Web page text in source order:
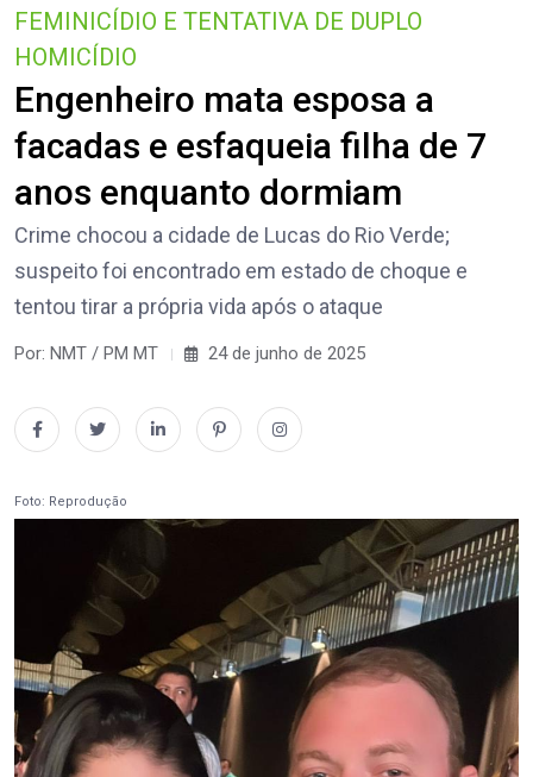
FEMINICÍDIO E TENTATIVA DE DUPLO
HOMICÍDIO
Engenheiro mata esposa a
facadas e esfaqueia filha de 7
anos enquanto dormiam
Crime chocou a cidade de Lucas do Rio Verde;
suspeito foi encontrado em estado de choque e
tentou tirar a própria vida após o ataque
Por: NMT / PM MT 24 de junho de 2025
Foto: Reprodução